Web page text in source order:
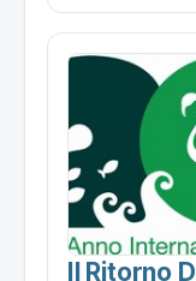
Il Ritorno